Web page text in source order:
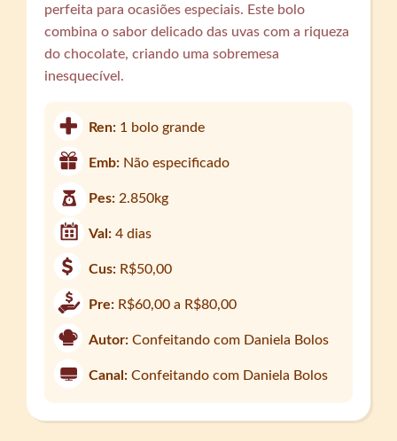
perfeita para ocasiões especiais. Este bolo
combina o sabor delicado das uvas com a riqueza
do chocolate, criando uma sobremesa
inesquecível.
Ren: 1 bolo grande
Emb: Não especificado
Pes: 2.850kg
Val:4 dias
Cus: R$50,00
Pre: R$60,00 a R$80,00
Autor: Confeitando com Daniela Bolos
Canal: Confeitando com Daniela Bolos